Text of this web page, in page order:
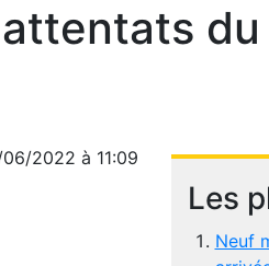
du
2022 à 11:09
Les
Neuf